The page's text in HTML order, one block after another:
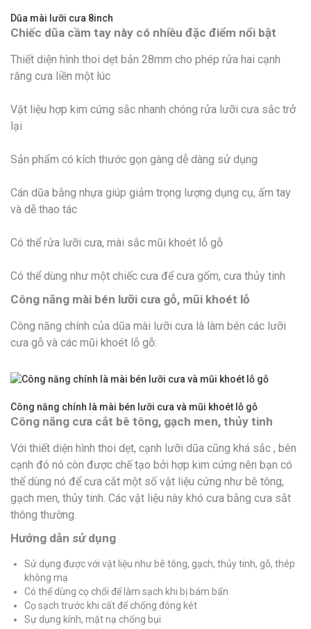
Dũa mài lưỡi cưa 8inch
Chiếc dũa cầm tay này có nhiều đặc điểm nổi bật
Thiết diện hình thoi dẹt bản 28mm cho phép rửa hai cạnh
răng cưa liền một lúc
Vật liệu hợp kim cứng sắc nhanh chóng rửa lưỡi cưa sắc trở
lại
Sản phẩm có kích thước gọn gàng dễ dàng sử dụng
Cán dũa bằng nhựa giúp giảm trọng lượng dụng cụ, ấm tay
và dễ thao tác
Có thể rửa lưỡi cưa, mài sắc mũi khoét lỗ gỗ
Có thể dùng như một chiếc cưa để cưa gốm, cưa thủy tinh
Công năng mài bén lưỡi cưa gỗ, mũi khoét lỗ
Công năng chính của dũa mài lưỡi cưa là làm bén các lưỡi
cưa gỗ và các mũi khoét lỗ gỗ:
Công năng chính là mài bén lưỡi cưa và mũi khoét lỗ gỗ
Công năng cưa cắt bê tông, gạch men, thủy tinh
Với thiết diện hình thoi dẹt, cạnh lưỡi dũa cũng khá sắc , bên
cạnh đó nó còn được chế tạo bởi hợp kim cứng nên bạn có
thể dùng nó để cưa cắt một số vật liệu cứng như bê tông,
gạch men, thủy tinh. Các vật liệu này khó cưa bằng cưa sắt
thông thường.
Hướng dẫn sử dụng
Sử dụng được với vật liệu như bê tông, gạch, thủy tinh, gỗ, thép
không mạ
Có thể dùng cọ chổi để làm sạch khi bị bám bẩn
Cọ sạch trước khi cất để chống đóng két
Sự dụng kính, mặt nạ chống bụi